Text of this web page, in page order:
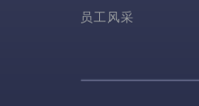
员工风采